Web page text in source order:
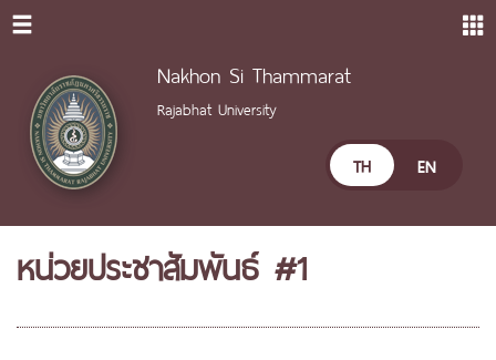
Nakhon Si Thammarat
Rajabhat University
TH EN
หน่วยประชาสัมพันธ์ #1